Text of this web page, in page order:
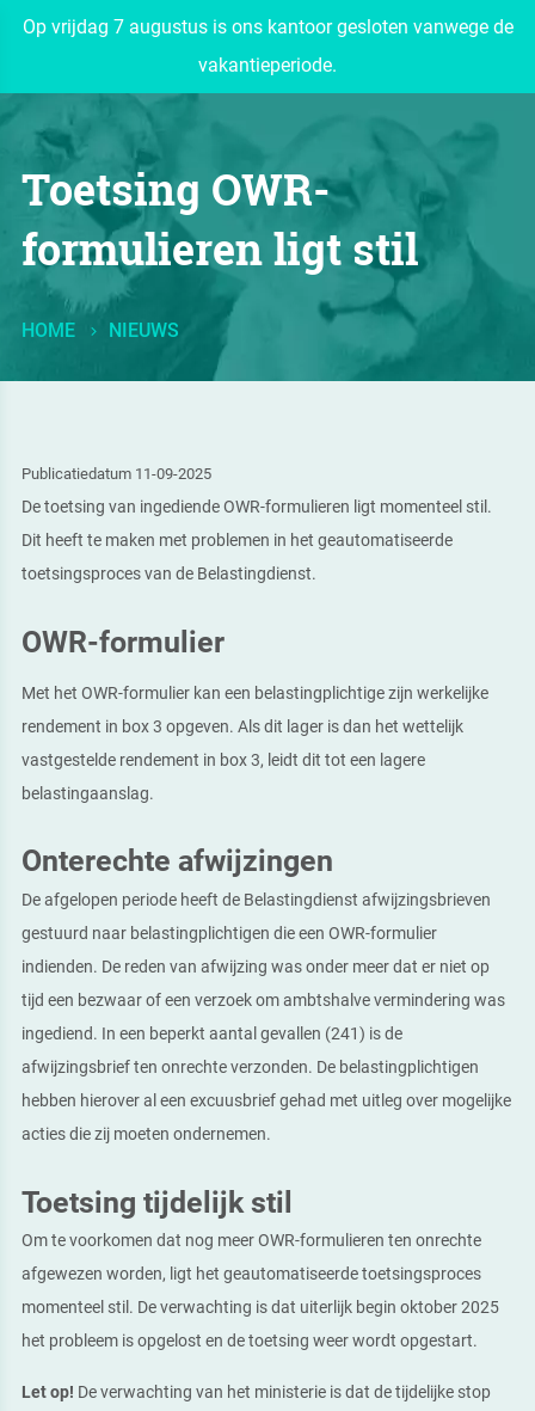
Op vrijdag 7 augustus is ons kantoor gesloten vanwege de
vakantieperiode.
Toetsing OWR-
formulieren ligt stil
HOME NIEUWS
Publicatiedatum 11-09-2025
De toetsing van ingediende OWR-formulieren ligt momenteel stil.
Dit heeft te maken met problemen in het geautomatiseerde
toetsingsproces van de Belastingdienst.
OWR-formulier
Met het OWR-formulier kan een belastingplichtige zijn werkelijke
rendement in box 3 opgeven. Als dit lager is dan het wettelijk
vastgestelde rendement in box 3, leidt dit tot een lagere
belastingaanslag.
Onterechte afwijzingen
De afgelopen periode heeft de Belastingdienst afwijzingsbrieven
gestuurd naar belastingplichtigen die een OWR-formulier
indienden. De reden van afwijzing was onder meer dat er niet op
tijd een bezwaar of een verzoek om ambtshalve vermindering was
ingediend. In een beperkt aantal gevallen (241) is de
afwijzingsbrief ten onrechte verzonden. De belastingplichtigen
hebben hierover al een excuusbrief gehad met uitleg over mogelijke
acties die zij moeten ondernemen.
Toetsing tijdelijk stil
Om te voorkomen dat nog meer OWR-formulieren ten onrechte
afgewezen worden, ligt het geautomatiseerde toetsingsproces
momenteel stil. De verwachting is dat uiterlijk begin oktober 2025
het probleem is opgelost en de toetsing weer wordt opgestart.
Let op! De verwachting van het ministerie is dat de tijdelijke stop